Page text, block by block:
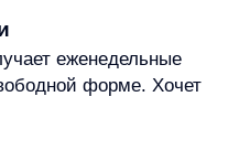
теории в начале
примеров»,
курс без